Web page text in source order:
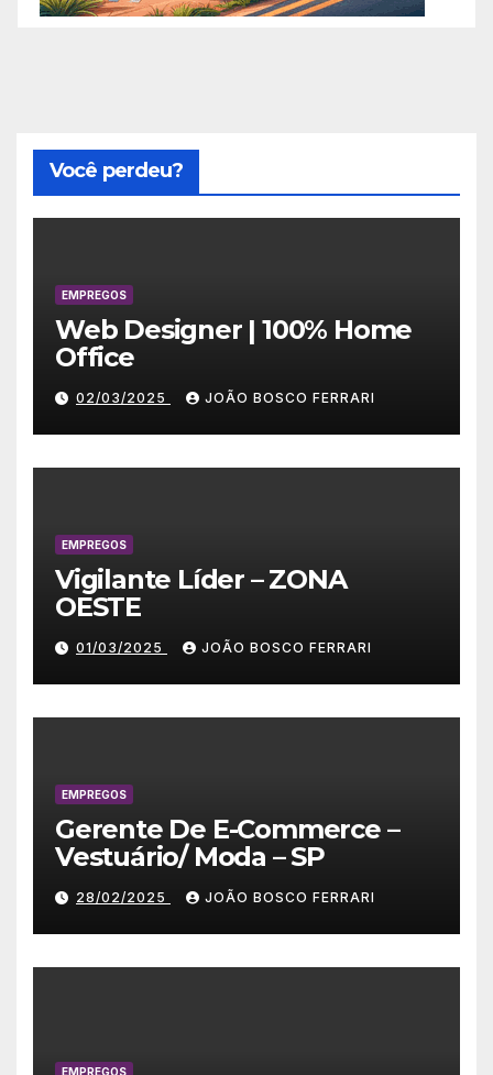
Você perdeu?
EMPREGOS
Web Designer | 100% Home
Office
02/03/2025 JOÃO BOSCO FERRARI
EMPREGOS
Vigilante Líder – ZONA
OESTE
01/03/2025 JOÃO BOSCO FERRARI
EMPREGOS
Gerente De E-Commerce –
Vestuário/ Moda – SP
28/02/2025 JOÃO BOSCO FERRARI
EMPREGOS